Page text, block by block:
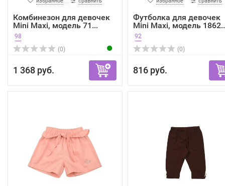
Комбинезон для девочек
Mini Maxi, модель 71...
98
(0)
1 368 руб.
Футболка для девочек
Mini Maxi, модель
92
(0)
816 руб.